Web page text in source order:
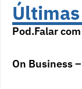
Últimas
Pod.Falar
On Business